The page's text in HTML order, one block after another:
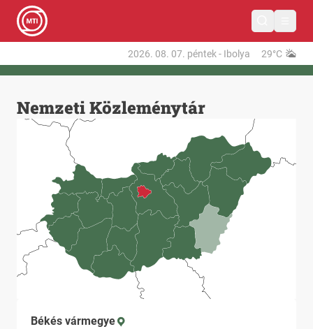
2026. 08. 07. péntek- Ibolya 29°C
Nemzeti Közleménytár
Békés vármegye